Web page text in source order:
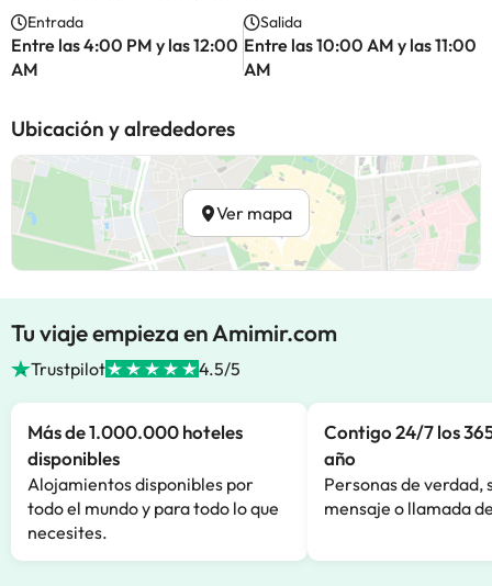
Entrada
Entre las 4:00 PM y las 12:00
AM
Salida
Entre las 10:00 AM y las 11:00
AM
Ubicación y alrededores
Ver mapa
Tu viaje empieza en Amimir.com
Trustpilot 4.5/5
Más de 1.000.000 hoteles
disponibles
Alojamientos disponibles por
todo el mundo y para todo lo que
necesites.
Contigo 24/7 los
año
Personas de verdad,
mensaje o llamada